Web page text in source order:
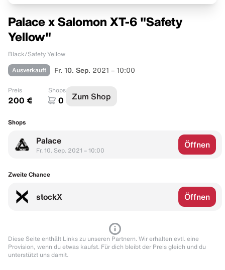
Palace x Salomon XT-6 "Safety
Yellow"
Black/Safety Yellow
Ausverkauft Fr. 10. Sep. 2021 – 10:00
Preis
200 €
Shops
0 Zum Shop
Shops
Palace
Fr. 10. Sep. 2021 – 10:00
Öffnen
Zweite Chance
stockX Öffnen
Diese Seite enthält Links zu unseren Partnern. Wir erhalten evtl. eine
Provision, wenn du etwas kaufst. Für dich bleibt der Preis gleich und du
unterstützt uns damit.